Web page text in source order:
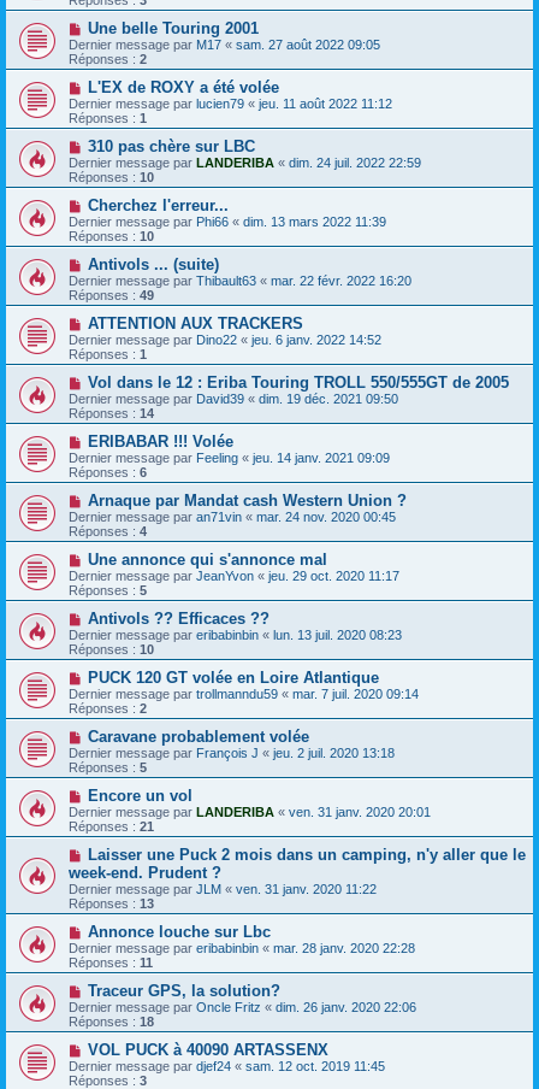
Une belle Touring 2001
Dernier message par M17 « sam. 27 août 2022 09:05
Réponses : 2
L'EX de ROXY a été volée
Dernier message par lucien79 « jeu. 11 août 2022 11:12
Réponses : 1
310 pas chère sur LBC
Dernier message par LANDERIBA « dim. 24 juil. 2022 22:59
Réponses : 10
Cherchez l'erreur...
Dernier message par Phi66 « dim. 13 mars 2022 11:39
Réponses : 10
Antivols ... (suite)
Dernier message par Thibault63 « mar. 22 févr. 2022 16:20
Réponses : 49
ATTENTION AUX TRACKERS
Dernier message par Dino22 « jeu. 6 janv. 2022 14:52
Réponses : 1
Vol dans le 12 : Eriba Touring TROLL 550/555GT de 2005
Dernier message par David39 « dim. 19 déc. 2021 09:50
Réponses : 14
ERIBABAR !!! Volée
Dernier message par Feeling « jeu. 14 janv. 2021 09:09
Réponses : 6
Arnaque par Mandat cash Western Union ?
Dernier message par an71vin « mar. 24 nov. 2020 00:45
Réponses : 4
Une annonce qui s'annonce mal
Dernier message par JeanYvon « jeu. 29 oct. 2020 11:17
Réponses : 5
Antivols ?? Efficaces ??
Dernier message par eribabinbin « lun. 13 juil. 2020 08:23
Réponses : 10
PUCK 120 GT volée en Loire Atlantique
Dernier message par trollmanndu59 « mar. 7 juil. 2020 09:14
Réponses : 2
Caravane probablement volée
Dernier message par François J « jeu. 2 juil. 2020 13:18
Réponses : 5
Encore un vol
Dernier message par LANDERIBA « ven. 31 janv. 2020 20:01
Réponses : 21
Laisser une Puck 2 mois dans un camping, n'y aller que le
week-end. Prudent ?
Dernier message par JLM « ven. 31 janv. 2020 11:22
Réponses : 13
Annonce louche sur Lbc
Dernier message par eribabinbin « mar. 28 janv. 2020 22:28
Réponses : 11
Traceur GPS, la solution?
Dernier message par Oncle Fritz « dim. 26 janv. 2020 22:06
Réponses : 18
VOL PUCK à 40090 ARTASSENX
Dernier message par djef24 « sam. 12 oct. 2019 11:45
Réponses : 3